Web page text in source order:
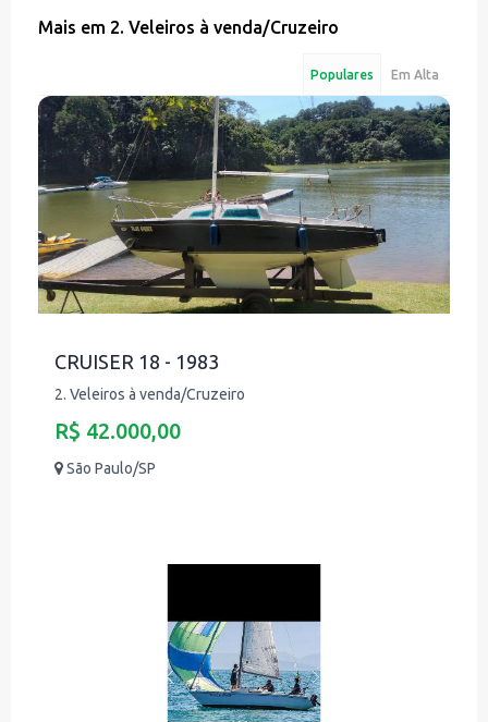
Mais em 2. Veleiros à venda/Cruzeiro
Populares Em Alta
CRUISER 18 - 1983
2. Veleiros à venda/Cruzeiro
R$ 42.000,00
São Paulo/SP